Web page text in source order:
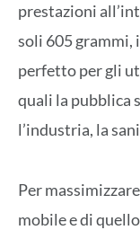
prestazioni
soli 605 grammi,
perfetto per gli
quali la pubblica
l’industria, la
Per
mobile e di